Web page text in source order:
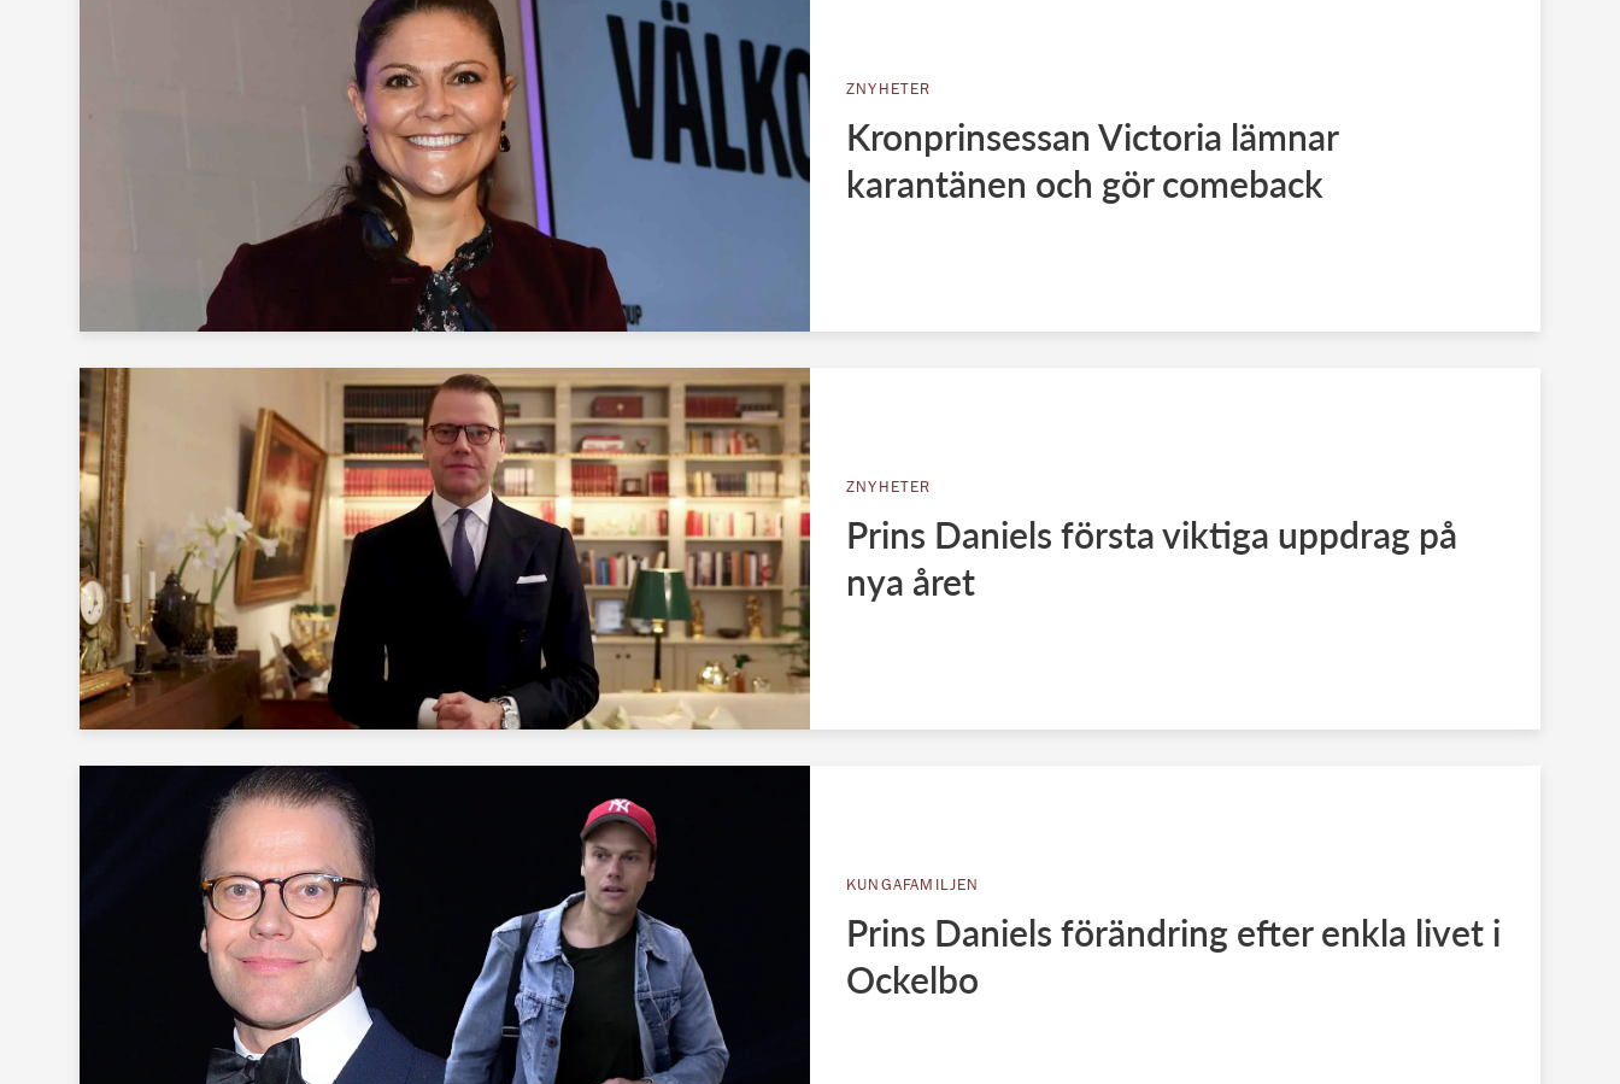
ZNYHETER
Kronprinsessan Victoria lämnar
karantänen och gör comeback
ZNYHETER
Prins Daniels första viktiga uppdrag på
nya året
KUNGAFAMILJEN
Prins Daniels förändring efter enkla livet i
Ockelbo